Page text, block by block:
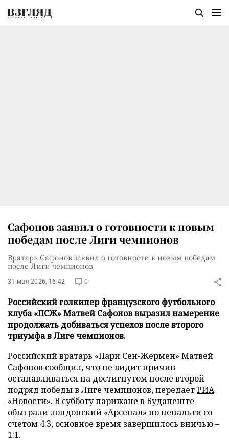
Сафонов заявил о готовности к новым
победам после Лиги чемпионов
Вратарь Сафонов заявил о готовности к новым победам
после Лиги чемпионов
31 мая 2026, 16:42 0
Российский голкипер французского футбольного
клуба «ПСЖ» Матвей Сафонов выразил намерение
продолжать добиваться успехов после второго
триумфа в Лиге чемпионов.
Российский вратарь «Пари Сен-Жермен» Матвей
Сафонов сообщил, что не видит причин
останавливаться на достигнутом после второй
подряд победы в Лиге чемпионов, передаетРИА
«Новости». В субботу парижане в Будапеште
обыграли лондонский «Арсенал» по пенальти со
счетом 4:3, основное время завершилось вничью –
1:1.